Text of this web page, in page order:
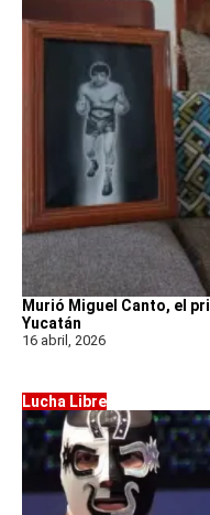
Murió Miguel Canto, el
Yucatán
16 abril, 2026
Lucha Libre